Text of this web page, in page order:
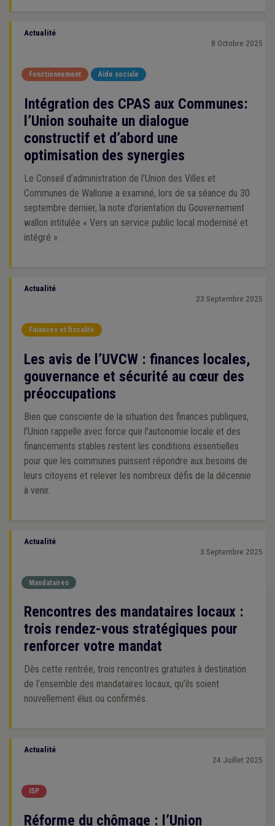
Actualité
8 Octobre 2025
Fonctionnement Aide sociale
Intégration des CPAS aux Communes:
l’Union souhaite un dialogue
constructif et d’abord une
optimisation des synergies
Le Conseil d’administration de l’Union des Villes et
Communes de Wallonie a examiné, lors de sa séance du 30
septembre dernier, la note d’orientation du Gouvernement
wallon intitulée « Vers un service public local modernisé et
intégré ».
Actualité
23 Septembre 2025
Finances et fiscalité
Les avis de l’UVCW : finances locales,
gouvernance et sécurité au cœur des
préoccupations
Bien que consciente de la situation des finances publiques,
l’Union rappelle avec force que l’autonomie locale et des
financements stables restent les conditions essentielles
pour que les communes puissent répondre aux besoins de
leurs citoyens et relever les nombreux défis de la décennie
à venir.
Actualité
3 Septembre 2025
Mandataires
Rencontres des mandataires locaux :
trois rendez-vous stratégiques pour
renforcer votre mandat
Dès cette rentrée, trois rencontres gratuites à destination
de l’ensemble des mandataires locaux, qu’ils soient
nouvellement élus ou confirmés.
Actualité
24 Juillet 2025
ISP
Réforme du chômage : l’Union